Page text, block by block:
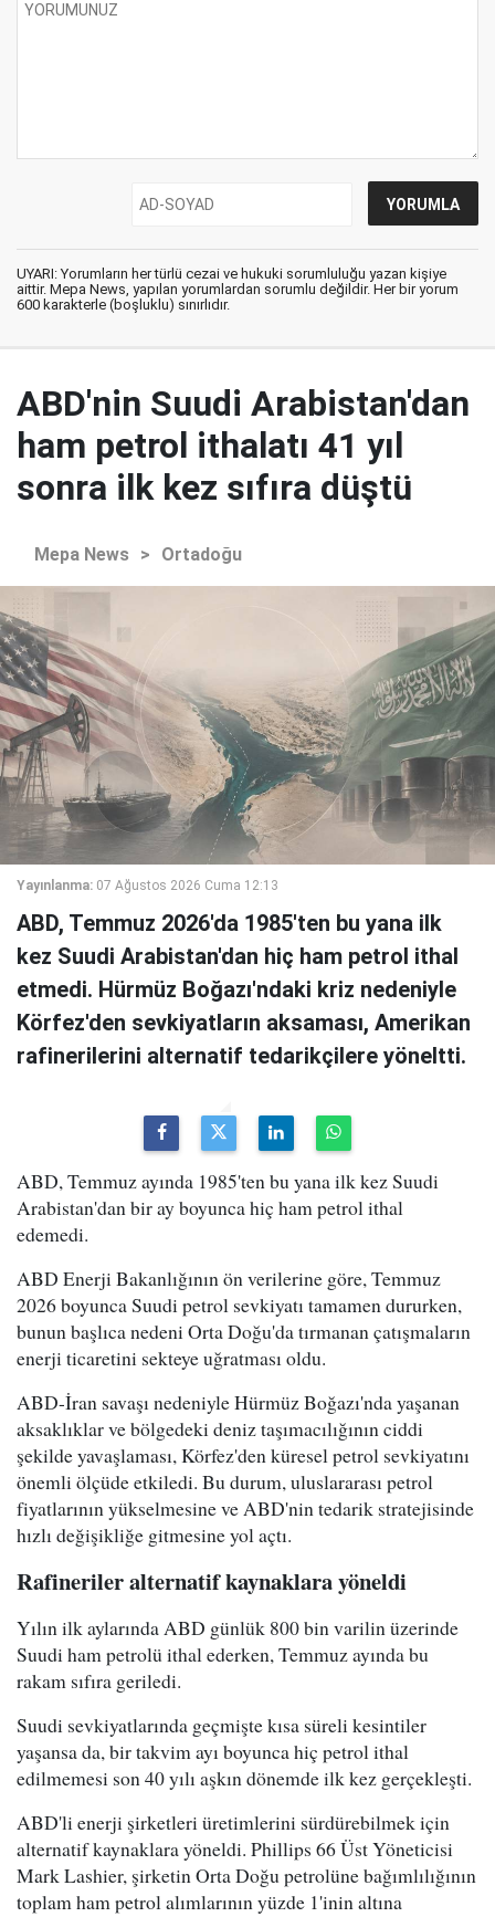
UYARI: Yorumların her türlü cezai ve hukuki sorumluluğu yazan kişiye
aittir. Mepa News, yapılan yorumlardan sorumlu değildir. Her bir yorum
600 karakterle (boşluklu) sınırlıdır.
ABD'nin Suudi Arabistan'dan
ham petrol ithalatı 41 yıl
sonra ilk kez sıfıra düştü
Mepa News > Ortadoğu
Yayınlanma: 07 Ağustos 2026 Cuma 12:13
ABD, Temmuz 2026'da 1985'ten bu yana ilk
kez Suudi Arabistan'dan hiç ham petrol ithal
etmedi. Hürmüz Boğazı'ndaki kriz nedeniyle
Körfez'den sevkiyatların aksaması, Amerikan
rafinerilerini alternatif tedarikçilere yöneltti.
ABD, Temmuz ayında 1985'ten bu yana ilk kez Suudi
Arabistan'dan bir ay boyunca hiç ham petrol ithal
edemedi.
ABD Enerji Bakanlığının ön verilerine göre, Temmuz
2026 boyunca Suudi petrol sevkiyatı tamamen dururken,
bunun başlıca nedeni Orta Doğu'da tırmanan çatışmaların
enerji ticaretini sekteye uğratması oldu.
ABD-İran savaşı nedeniyle Hürmüz Boğazı'nda yaşanan
aksaklıklar ve bölgedeki deniz taşımacılığının ciddi
şekilde yavaşlaması, Körfez'den küresel petrol sevkiyatını
önemli ölçüde etkiledi. Bu durum, uluslararası petrol
fiyatlarının yükselmesine ve ABD'nin tedarik stratejisinde
hızlı değişikliğe gitmesine yol açtı.
Rafineriler alternatif kaynaklara yöneldi
Yılın ilk aylarında ABD günlük 800 bin varilin üzerinde
Suudi ham petrolü ithal ederken, Temmuz ayında bu
rakam sıfıra geriledi.
Suudi sevkiyatlarında geçmişte kısa süreli kesintiler
yaşansa da, bir takvim ayı boyunca hiç petrol ithal
edilmemesi son 40 yılı aşkın dönemde ilk kez gerçekleşti.
ABD'li enerji şirketleri üretimlerini sürdürebilmek için
alternatif kaynaklara yöneldi. Phillips 66 Üst Yöneticisi
Mark Lashier, şirketin Orta Doğu petrolüne bağımlılığının
toplam ham petrol alımlarının yüzde 1'inin altına